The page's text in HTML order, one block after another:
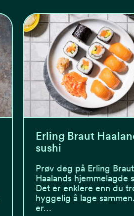
Erling Braut
sushi
Prøv deg på Erling Braut
Haalands hjemmelagde
Det er enklere enn du
hyggelig å lage
er…